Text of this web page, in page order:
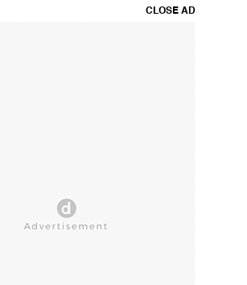
CLOSE AD